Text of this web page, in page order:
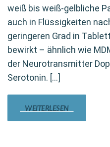
weiß bis weiß-gelbliche
auch in Flüssigkeiten
geringeren Grad in
bewirkt – ähnlich wie
der Neurotransmitter
Serotonin. […]
WEITERLESEN